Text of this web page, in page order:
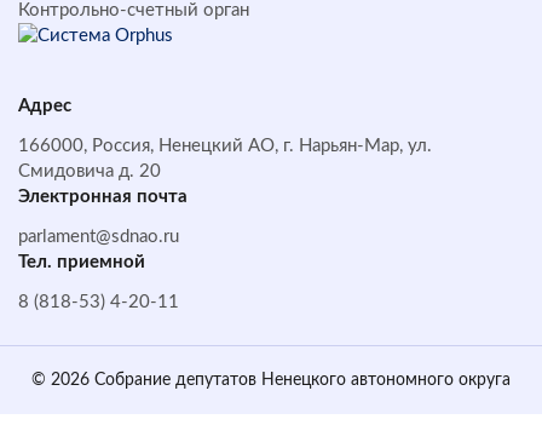
Контрольно-счетный орган
Адрес
166000, Россия, Ненецкий АО, г. Нарьян-Мар, ул.
Смидовича д. 20
Электронная почта
parlament@sdnao.ru
Тел. приемной
8 (818-53) 4-20-11
© 2026 Собрание депутатов Ненецкого автономного округа